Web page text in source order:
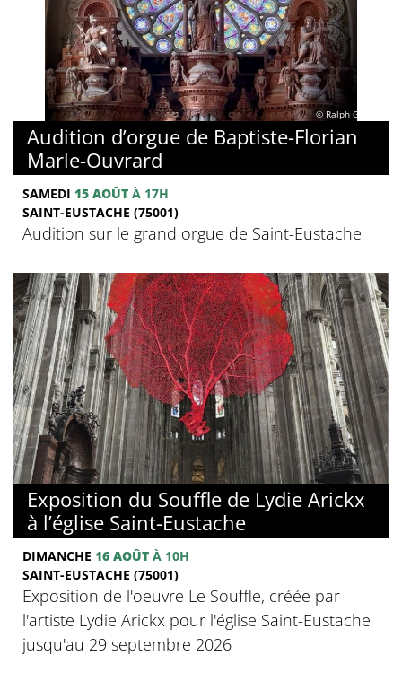
© Ralph Ghobril
Audition d’orgue de Baptiste-Florian
Marle-Ouvrard
SAMEDI 15 AOÛT À 17H
SAINT-EUSTACHE (75001)
Audition sur le grand orgue de Saint-Eustache
Exposition du Souffle de Lydie Arickx
à l’église Saint-Eustache
DIMANCHE 16 AOÛT À 10H
SAINT-EUSTACHE (75001)
Exposition de l'oeuvre Le Souffle, créée par
l'artiste Lydie Arickx pour l'église Saint-Eustache
jusqu'au 29 septembre 2026